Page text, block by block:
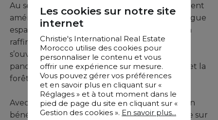
Au sein d’une résidence sécurisée et élégamment
aménagée, ce magnifique appartement conjugue
espace, lumière et confort moderne. Son salon
raffiné, meublé avec des pièces Roche Bobois,
s’ouvre sur un balcon offrant une vue
panoramique sur les jardins arborés, la piscine et la
forêt d’Ibn Sina.
Avec ses 110 m² lumineux, l’espace de réception
bénéficie d’un long balcon qui prolonge la vue sur
Les cookies sur notre site
internet
Christie's International Real Estate
Morocco utilise des cookies pour
personnaliser le contenu et vous
offrir une expérience sur mesure.
Vous pouvez gérer vos préférences
et en savoir plus en cliquant sur «
Réglages » et à tout moment dans le
pied de page du site en cliquant sur «
Gestion des cookies ». En savoir plus...